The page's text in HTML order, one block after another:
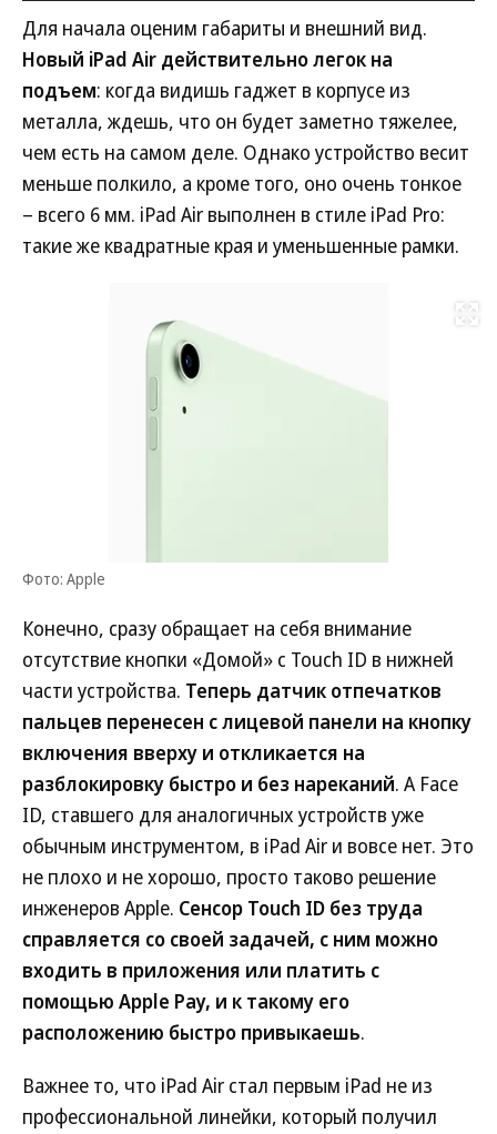
Для начала оценим габариты и внешний вид.
Новый iPad Air действительно легок на
подъем: когда видишь гаджет в корпусе из
металла, ждешь, что он будет заметно тяжелее,
чем есть на самом деле. Однако устройство весит
меньше полкило, а кроме того, оно очень тонкое
– всего 6 мм. iPad Air выполнен в стиле iPad Pro:
такие же квадратные края и уменьшенные рамки.
Фото: Apple
Конечно, сразу обращает на себя внимание
отсутствие кнопки «Домой» с Touch ID в нижней
части устройства. Теперь датчик отпечатков
пальцев перенесен с лицевой панели на кнопку
включения вверху и откликается на
разблокировку быстро и без нареканий. А Face
ID, ставшего для аналогичных устройств уже
обычным инструментом, в iPad Air и вовсе нет. Это
не плохо и не хорошо, просто таково решение
инженеров Apple. Сенсор Touch ID без труда
справляется со своей задачей, с ним можно
входить в приложения или платить с
помощью Apple Pay, и к такому его
расположению быстро привыкаешь.
Важнее то, что iPad Air стал первым iPad не из
профессиональной линейки, который получил